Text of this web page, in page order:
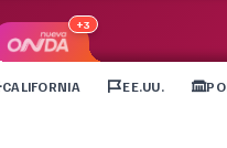
+3
CALIFORNIA EE.UU.